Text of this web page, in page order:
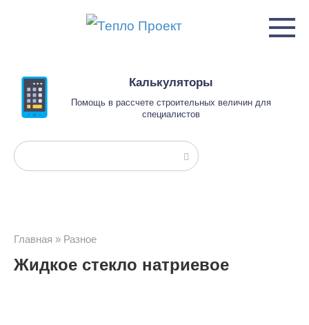
Калькуляторы
Помощь в рассчете строительных величин для
специалистов
Поиск:
Главная » Разное
Жидкое стекло натриевое